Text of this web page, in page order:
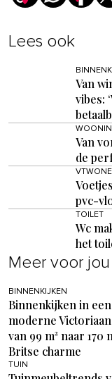
Lees ook
Van
vibes:
Van
de
pvc-
TOILET
Wc
het
Meer voor jou
BINNENKIJKEN
Binnenkijken in een
moderne
van 99 m² naar 170
Britse charme
TUIN